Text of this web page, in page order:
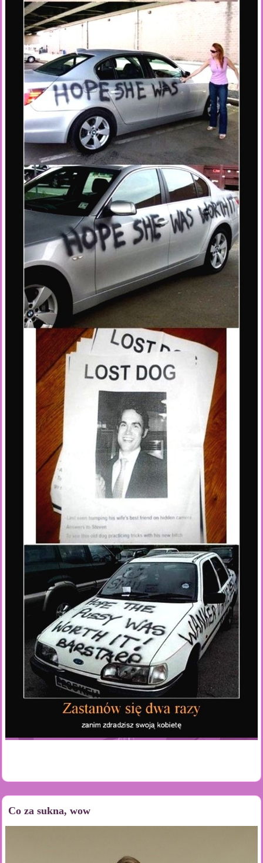
Co za sukna, wow